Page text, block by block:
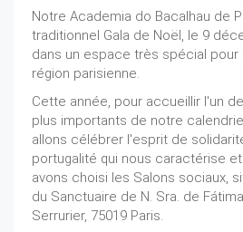
Notre Academia do Bacalhau de
traditionnel Gala de Noël, le 9
dans un espace très spécial pour
région parisienne.
Cette année, pour accueillir l'un
plus importants de notre
allons célébrer l'esprit de
portugalité qui nous caractérise
avons choisi les Salons sociaux,
du Sanctuaire de N. Sra. de
Serrurier, 75019 Paris.